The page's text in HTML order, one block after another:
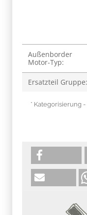
Wert
Außenborder
Motor-Typ:
Ersatzteil Gruppe:
* Kategorisierung